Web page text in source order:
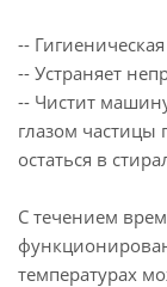
--
-- Устраняет
-- Чистит
глазом частицы
остаться в
С течением
температурах